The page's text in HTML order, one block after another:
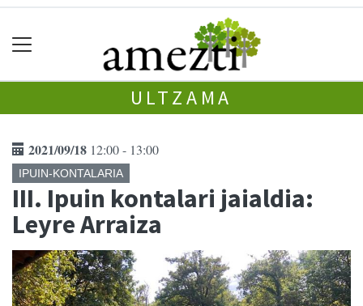
ULTZAMA
2021/09/18 12:00 - 13:00
IPUIN-KONTALARIA
III. Ipuin kontalari jaialdia:
Leyre Arraiza